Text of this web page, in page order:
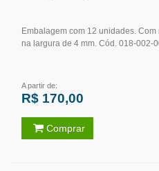
Embalagem com 12 unidades.
na largura de 4 mm. Cód. 018-002-
A partir de:
R$ 170,00
Comprar